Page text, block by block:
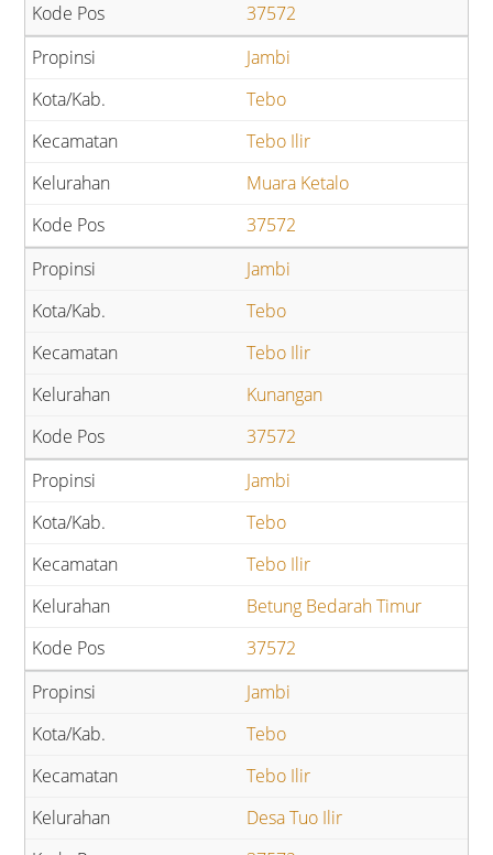
37572
Jambi
Tebo
Tebo Ilir
Muara Ketalo
37572
Jambi
Tebo
Tebo Ilir
Kunangan
37572
Jambi
Tebo
Tebo Ilir
Betung Bedarah Timur
37572
Jambi
Tebo
Tebo Ilir
Desa Tuo Ilir